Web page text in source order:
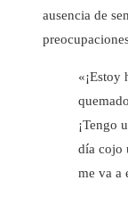
ausencia de
«¡Estoy
¡Tengo
día cojo
me va a